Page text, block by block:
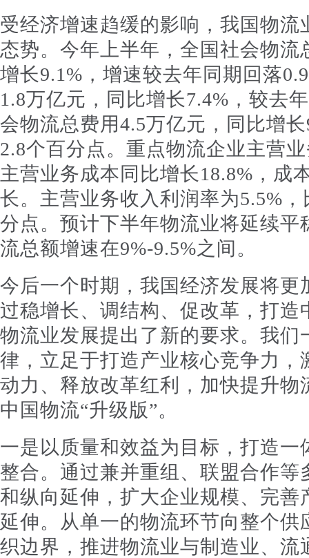
受经济增速趋缓的影响，我国物
态势。今年上半年，全国社会物流
增长9.1%，增速较去年同期回落
1.8万亿元，同比增长7.4%，较去
会物流总费用4.5万亿元，同比增
2.8个百分点。重点物流企业主营
主营业务成本同比增长18.8%，成
长。主营业务收入利润率为5.5%
分点。预计下半年物流业将延续
流总额增速在9%-9.5%之间。
今后一个时期，我国经济发展将
过稳增长、调结构、促改革，打造
物流业发展提出了新的要求。我
律，立足于打造产业核心竞争力
动力、释放改革红利，加快提升
中国物流“升级版”。
一是以质量和效益为目标，打造
整合。通过兼并重组、联盟合作
和纵向延伸，扩大企业规模、完
延伸。从单一的物流环节向整个
织边界，推进物流业与制造业、